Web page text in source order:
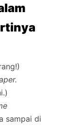
sampai di